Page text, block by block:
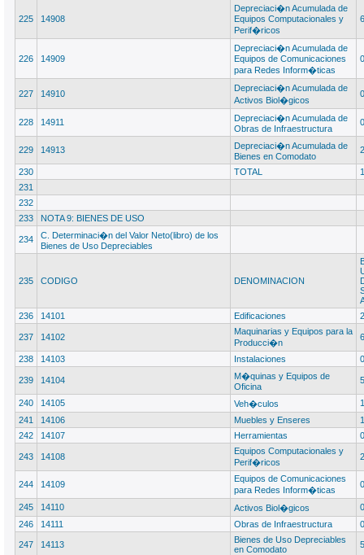
225 14908
Depreciaci�n Acumulada de
Equipos Computacionales y
Perif�ricos
226 14909
Depreciaci�n Acumulada de
Equipos de Comunicaciones
para Redes Inform�ticas
0
227 14910
Depreciaci�n Acumulada de
Activos Biol�gicos
0
228 14911
Depreciaci�n Acumulada de
Obras de Infraestructura
0
229 14913
Depreciaci�n Acumulada de
Bienes en Comodato
230 TOTAL
231
232
233
NOTA 9: BIENES DE USO
234
C. Determinaci�n del Valor Neto(libro) de los
Bienes de Uso Depreciables
235 CODIGO DENOMINACION
236
14101 Edificaciones
237 14102
Maquinarias y Equipos para la
Producci�n
238 14103 Instalaciones 0
239 14104
M�quinas y Equipos de
Oficina
240 14105 Veh�culos
241
14106 Muebles y Enseres
242
14107 Herramientas 0
243 14108
Equipos Computacionales y
Perif�ricos
244 14109
Equipos de Comunicaciones
para Redes Inform�ticas
0
245 14110 Activos Biol�gicos
0
246
14111 Obras de Infraestructura 0
247 14113
Bienes de Uso Depreciables
en Comodato